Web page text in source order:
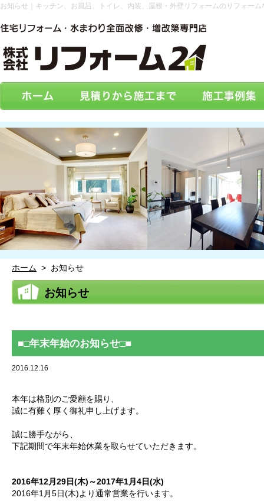
お知らせ｜キッチン、お風呂、トイレ、内装、屋根・外壁リフォームのリフォー
ホーム > お知らせ
お知らせ
​■□年末年始のお知らせ□■
2016.12.16
本年は格別のご愛顧を賜り、
誠に有難く厚く御礼申し上げます。
誠に勝手ながら、
下記期間で年末年始休業を取らせていただきます。
2016年12月29日(木)～2017年1月4日(水)
2016年1月5日(木)より通常営業を行います。